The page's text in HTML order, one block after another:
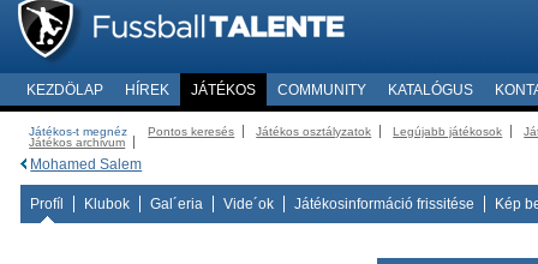
KEZDÖLAP HÍREK JÁTÉKOS COMMUNITY KATALÓGUS
Játékos-t megnéz Pontos keresés Játékos osztályzatok Legújabb játékosok
Játékos archivum
Mohamed Salem
Profíl Klubok Gal´eria Vide´ok Játékosinformáció frissitése Kép